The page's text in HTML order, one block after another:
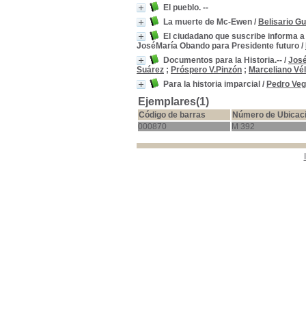
El pueblo. --
La muerte de Mc-Ewen / Belisario
El ciudadano que suscribe informa
JoséMaría Obando para Presidente futuro /
Documentos para la Historia.-- /
Suárez ; Próspero V.Pinzón ; Marceliano
Para la historia imparcial / Pedro
Ejemplares(1)
Código de barras
Número de
000870
M 392